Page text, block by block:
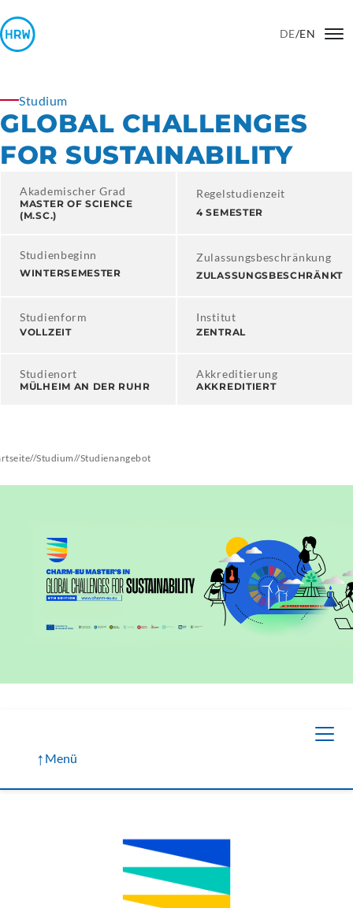
DE/EN
Studium
GLOBAL CHALLENGES
FOR SUSTAINABILITY
Akademischer Grad
MASTER OF SCIENCE
(M.SC.)
Regelstudienzeit
4 SEMESTER
Studienbeginn
WINTERSEMESTER
Zulassungsbeschränkung
ZULASSUNGSBESCHRÄNKT
Studienform
VOLLZEIT
Institut
ZENTRAL
Studienort
MÜLHEIM AN DER RUHR
Akkreditierung
AKKREDITIERT
//Studium//Studienangebot
↑ Menü